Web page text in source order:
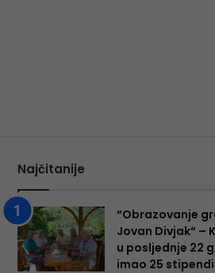
Najčitanije
“Obrazovanje
Jovan Divjak“ –
u posljednje 22
imao 25